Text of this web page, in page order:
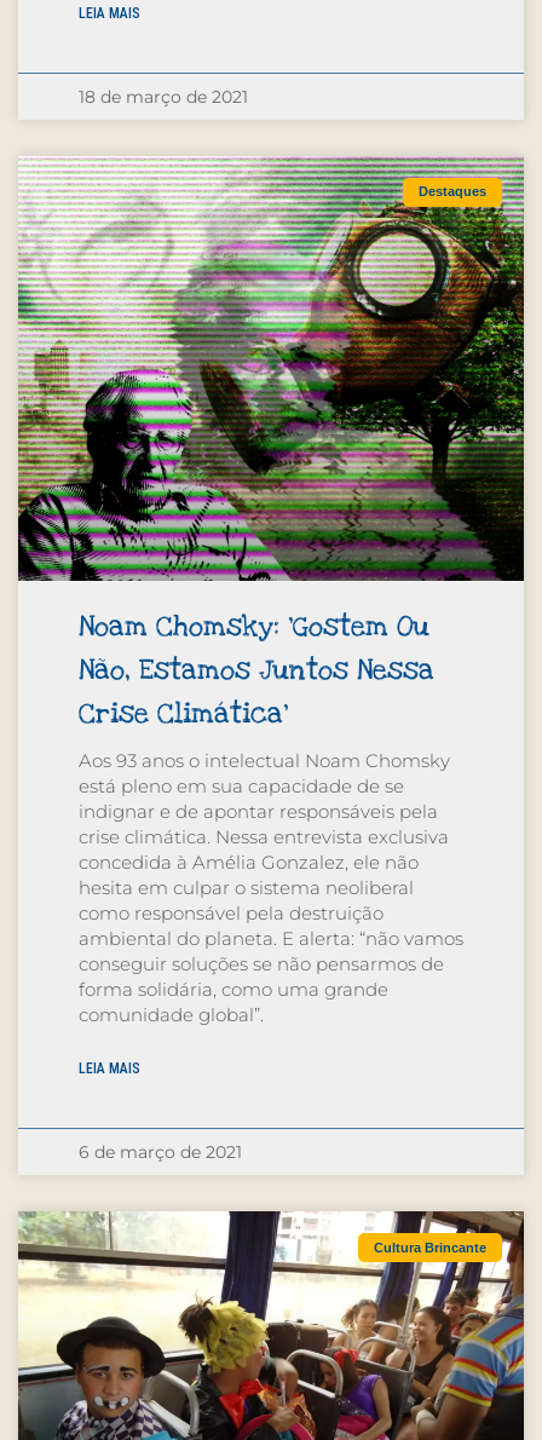
LEIA MAIS
18 de março de 2021
Destaques
Noam Chomsky: ‘Gostem Ou
Não, Estamos Juntos Nessa
Crise Climática’
Aos 93 anos o intelectual Noam Chomsky
está pleno em sua capacidade de se
indignar e de apontar responsáveis pela
crise climática. Nessa entrevista exclusiva
concedida à Amélia Gonzalez, ele não
hesita em culpar o sistema neoliberal
como responsável pela destruição
ambiental do planeta. E alerta: “não vamos
conseguir soluções se não pensarmos de
forma solidária, como uma grande
comunidade global”.
LEIA MAIS
6 de março de 2021
Cultura Brincante